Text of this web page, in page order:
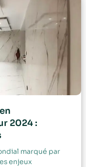
2024 :
marqué par
enjeux